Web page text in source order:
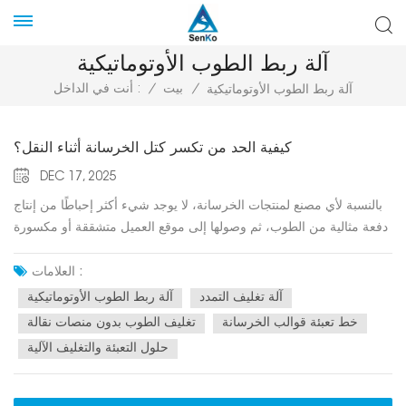
آلة ربط الطوب الأوتوماتيكية
أنت في الداخل : / بيت / آلة ربط الطوب الأوتوماتيكية
كيفية الحد من تكسر كتل الخرسانة أثناء النقل؟
DEC 17, 2025
بالنسبة لأي مصنع لمنتجات الخرسانة، لا يوجد شيء أكثر إحباطًا من إنتاج
دفعة مثالية من الطوب، ثم وصولها إلى موقع العميل متشققة أو مكسورة
البناء. ولا يقتصر الأمر على تكلفة المواد المفقودة فحسب، بل يشمل أيضًا
تكلفة إعادة الشحن والتخلص من النفايات، والأهم من ذلك، الضرر الذي
يلحق بسمعة علامتك التجارية.مع أنك لا تستطيع التحكم في حالة الطريق
أو عادات سائقي الشاحنات، إلا أنه بإمكانك التحكم في كيفية تجهيز منتجك
للرحلة. في هذا الدليل، نستكشف الأسباب الجذرية للتلف وكيف يمكن
أضرار النقل.قبل حل المشكلة، يجب أن نفهم الفيزياء. عادةً ما تتكسر كتل
العلامات :
آلة ربط الطوب الأوتوماتيكية
آلة تغليف التمدد
تغليف الطوب بدون منصات نقالة
خط تعبئة قوالب الخرسانة
حلول التعبئة والتغليف الآلية